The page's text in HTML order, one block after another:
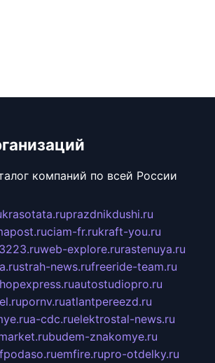
компаний по всей России
krasotata.ruprazdnikdushi.ru
ciam-fr.rukraft-you.ru
web-explore.rurastenuya.ru
strah-news.rufreeride-team.ru
autostudiopro.ru
pornv.ruatlantpereezd.ru
a-cdc.ruelektrostal-news.ru
budem-znakomye.ru
fpodaso.ruemfire.rupro-otdelky.ru